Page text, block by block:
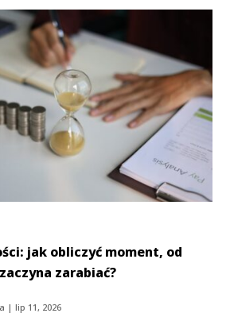
jak obliczyć moment, od
zarabiać?
|lip 11, 2026